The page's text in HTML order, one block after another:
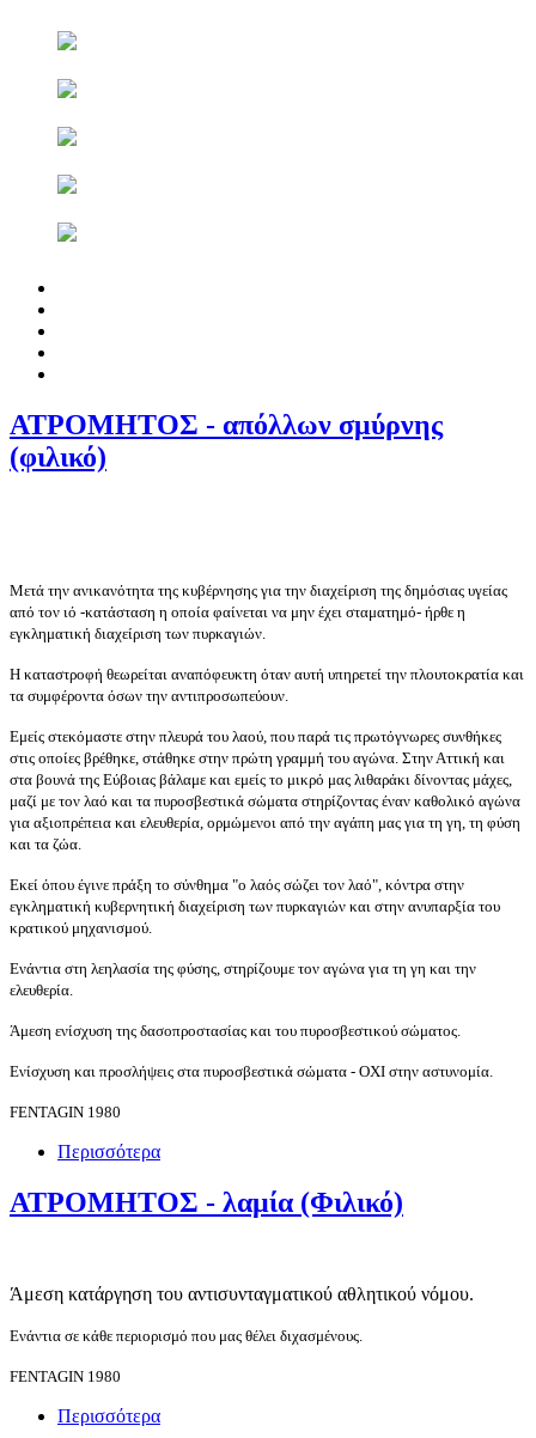
ΑΤΡΟΜΗΤΟΣ - απόλλων σμύρνης
(φιλικό)
Μετά την ανικανότητα της κυβέρνησης για την διαχείριση της δημόσιας υγείας
από τον ιό -κατάσταση η οποία φαίνεται να μην έχει σταματημό- ήρθε η
εγκληματική διαχείριση των πυρκαγιών.
Η καταστροφή θεωρείται αναπόφευκτη όταν αυτή υπηρετεί την πλουτοκρατία και
τα συμφέροντα όσων την αντιπροσωπεύουν.
Εμείς στεκόμαστε στην πλευρά του λαού, που παρά τις πρωτόγνωρες συνθήκες
στις οποίες βρέθηκε, στάθηκε στην πρώτη γραμμή του αγώνα. Στην Αττική και
στα βουνά της Εύβοιας βάλαμε και εμείς το μικρό μας λιθαράκι δίνοντας μάχες,
μαζί με τον λαό και τα πυροσβεστικά σώματα στηρίζοντας έναν καθολικό αγώνα
για αξιοπρέπεια και ελευθερία, ορμώμενοι από την αγάπη μας για τη γη, τη φύση
και τα ζώα.
Εκεί όπου έγινε πράξη το σύνθημα "ο λαός σώζει τον λαό", κόντρα στην
εγκληματική κυβερνητική διαχείριση των πυρκαγιών και στην ανυπαρξία του
κρατικού μηχανισμού.
Ενάντια στη λεηλασία της φύσης, στηρίζουμε τον αγώνα για τη γη και την
ελευθερία.
Άμεση ενίσχυση της δασοπροστασίας και του πυροσβεστικού σώματος.
Ενίσχυση και προσλήψεις στα πυροσβεστικά σώματα - ΟΧΙ στην αστυνομία.
FENTAGIN 1980
Περισσότερα
ΑΤΡΟΜΗΤΟΣ - λαμία (Φιλικό)
Άμεση κατάργηση του αντισυνταγματικού αθλητικού νόμου.
Ενάντια σε κάθε περιορισμό που μας θέλει διχασμένους.
FENTAGIN 1980
Περισσότερα